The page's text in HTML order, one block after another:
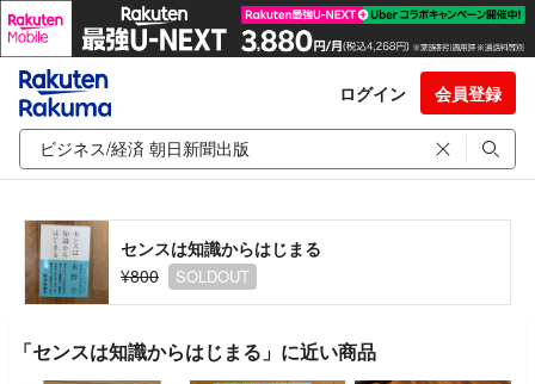
ログイン 会員登録
センスは知識からはじまる
¥800
SOLDOUT
「センスは知識からはじまる」に近い商品